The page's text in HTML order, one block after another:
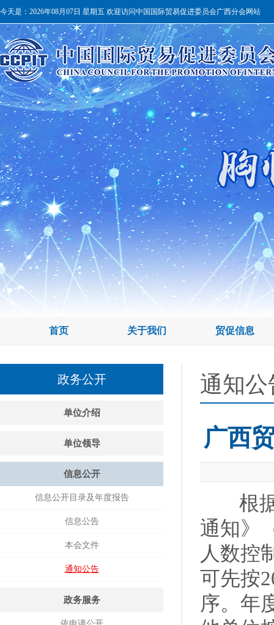
今天是： 2026年08月07日 星期五 欢迎访问中国国际贸易促进委员会广西分会网站
首页 关于我们 贸促信息
政务公开
单位介绍
单位领导
信息公开
信息公开目录及年度报告
信息公告
本会文件
通知公告
政务服务
通知公
广西
根据
通知》
人数控
可先按
序。年